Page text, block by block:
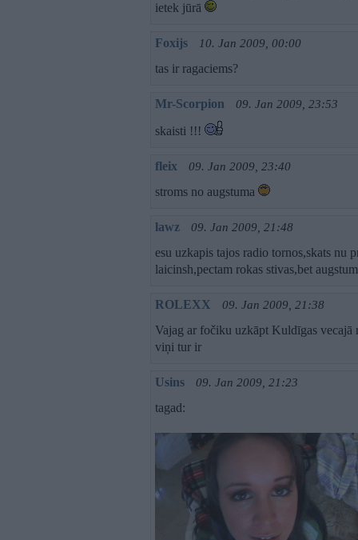
ietek jūrā
Foxijs 10. Jan 2009, 00:00
tas ir ragaciems?
Mr-Scorpion 09. Jan 2009, 23:53
skaisti !!!
fleix 09. Jan 2009, 23:40
stroms no augstuma
lawz 09. Jan 2009, 21:48
esu uzkapis tajos radio tornos,skats nu
laicinsh,pectam rokas stivas,bet
ROLEXX 09. Jan 2009, 21:38
Vajag ar fočiku uzkāpt Kuldīgas
viņi tur ir
Usins 09. Jan 2009, 21:23
tagad: